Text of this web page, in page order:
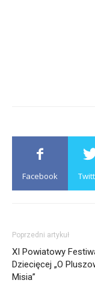
Facebook
Poprzedni artykuł
XI Powiatowy
Dziecięcej „O
Misia”